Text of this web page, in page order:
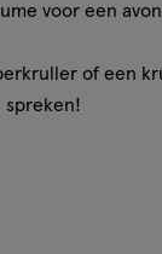
voor een
of een
spreken!